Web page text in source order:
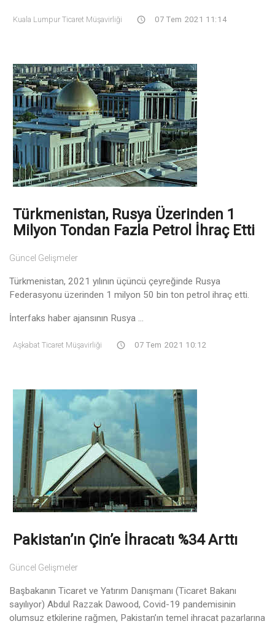
Kuala Lumpur Ticaret Müşavirliği 07 Tem 2021 11:14
Türkmenistan, Rusya Üzerinden 1
Milyon Tondan Fazla Petrol İhraç Etti
Güncel Gelişmeler
Türkmenistan, 2021 yılının üçüncü çeyreğinde Rusya
Federasyonu üzerinden 1 milyon 50 bin ton petrol ihraç etti.
İnterfaks haber ajansının Rusya ...
Aşkabat Ticaret Müşavirliği 07 Tem 2021 10:12
Pakistan’ın Çin’e İhracatı %34 Arttı
Güncel Gelişmeler
Başbakanın Ticaret ve Yatırım Danışmanı (Ticaret Bakanı
sayılıyor) Abdul Razzak Dawood, Covid-19 pandemisinin
olumsuz etkilerine rağmen, Pakistan’ın temel ihracat pazarlarına